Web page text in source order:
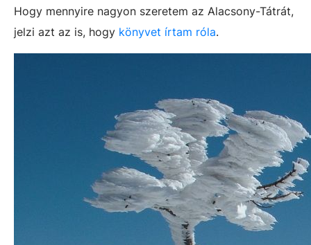
Hogy mennyire nagyon szeretem az Alacsony-Tátrát,
jelzi azt az is, hogy könyvet írtam róla.